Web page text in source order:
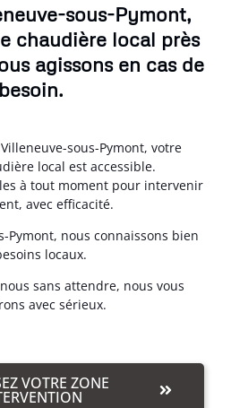
sous-Pymont,
chaudière local près
agissons en cas de
besoin.
sous-Pymont, votre
local est accessible.
à tout moment pour intervenir
avec efficacité.
Pymont, nous connaissons bien
locaux.
sans attendre, nous vous
avec sérieux.
VOTRE ZONE